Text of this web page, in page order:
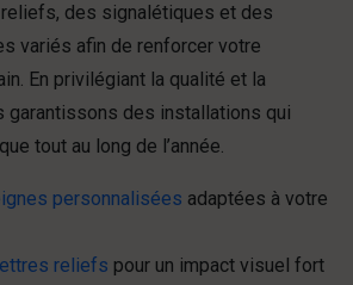
des signalétiques et des
variés afin de renforcer votre
En privilégiant la qualité et la
garantissons des installations qui
tout au long de l’année.
personnalisées adaptées à votre
reliefs pour un impact visuel fort